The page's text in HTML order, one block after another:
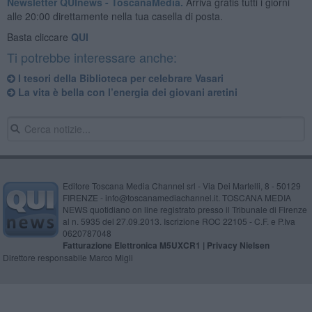
alle 20:00 direttamente nella tua casella di posta.
Basta cliccare QUI
Ti potrebbe interessare anche:
​I tesori della Biblioteca per celebrare Vasari
​La vita è bella con l’energia dei giovani aretini
Editore Toscana Media Channel srl - Via Dei Martelli, 8 - 50129
FIRENZE - info@toscanamediachannel.it. TOSCANA MEDIA
NEWS quotidiano on line registrato presso il Tribunale di Firenze
al n. 5935 del 27.09.2013. Iscrizione ROC 22105 - C.F. e P.Iva
0620787048
Fatturazione Elettronica M5UXCR1 | Privacy Nielsen
Direttore responsabile Marco Migli